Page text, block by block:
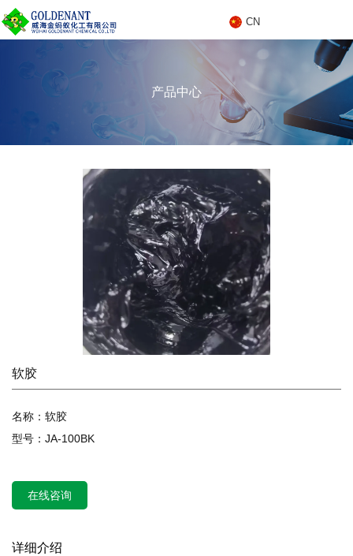
C
CN
产品中心
产品中心
软胶
名称：软胶
型号：JA-100BK
在线咨询
详细介绍